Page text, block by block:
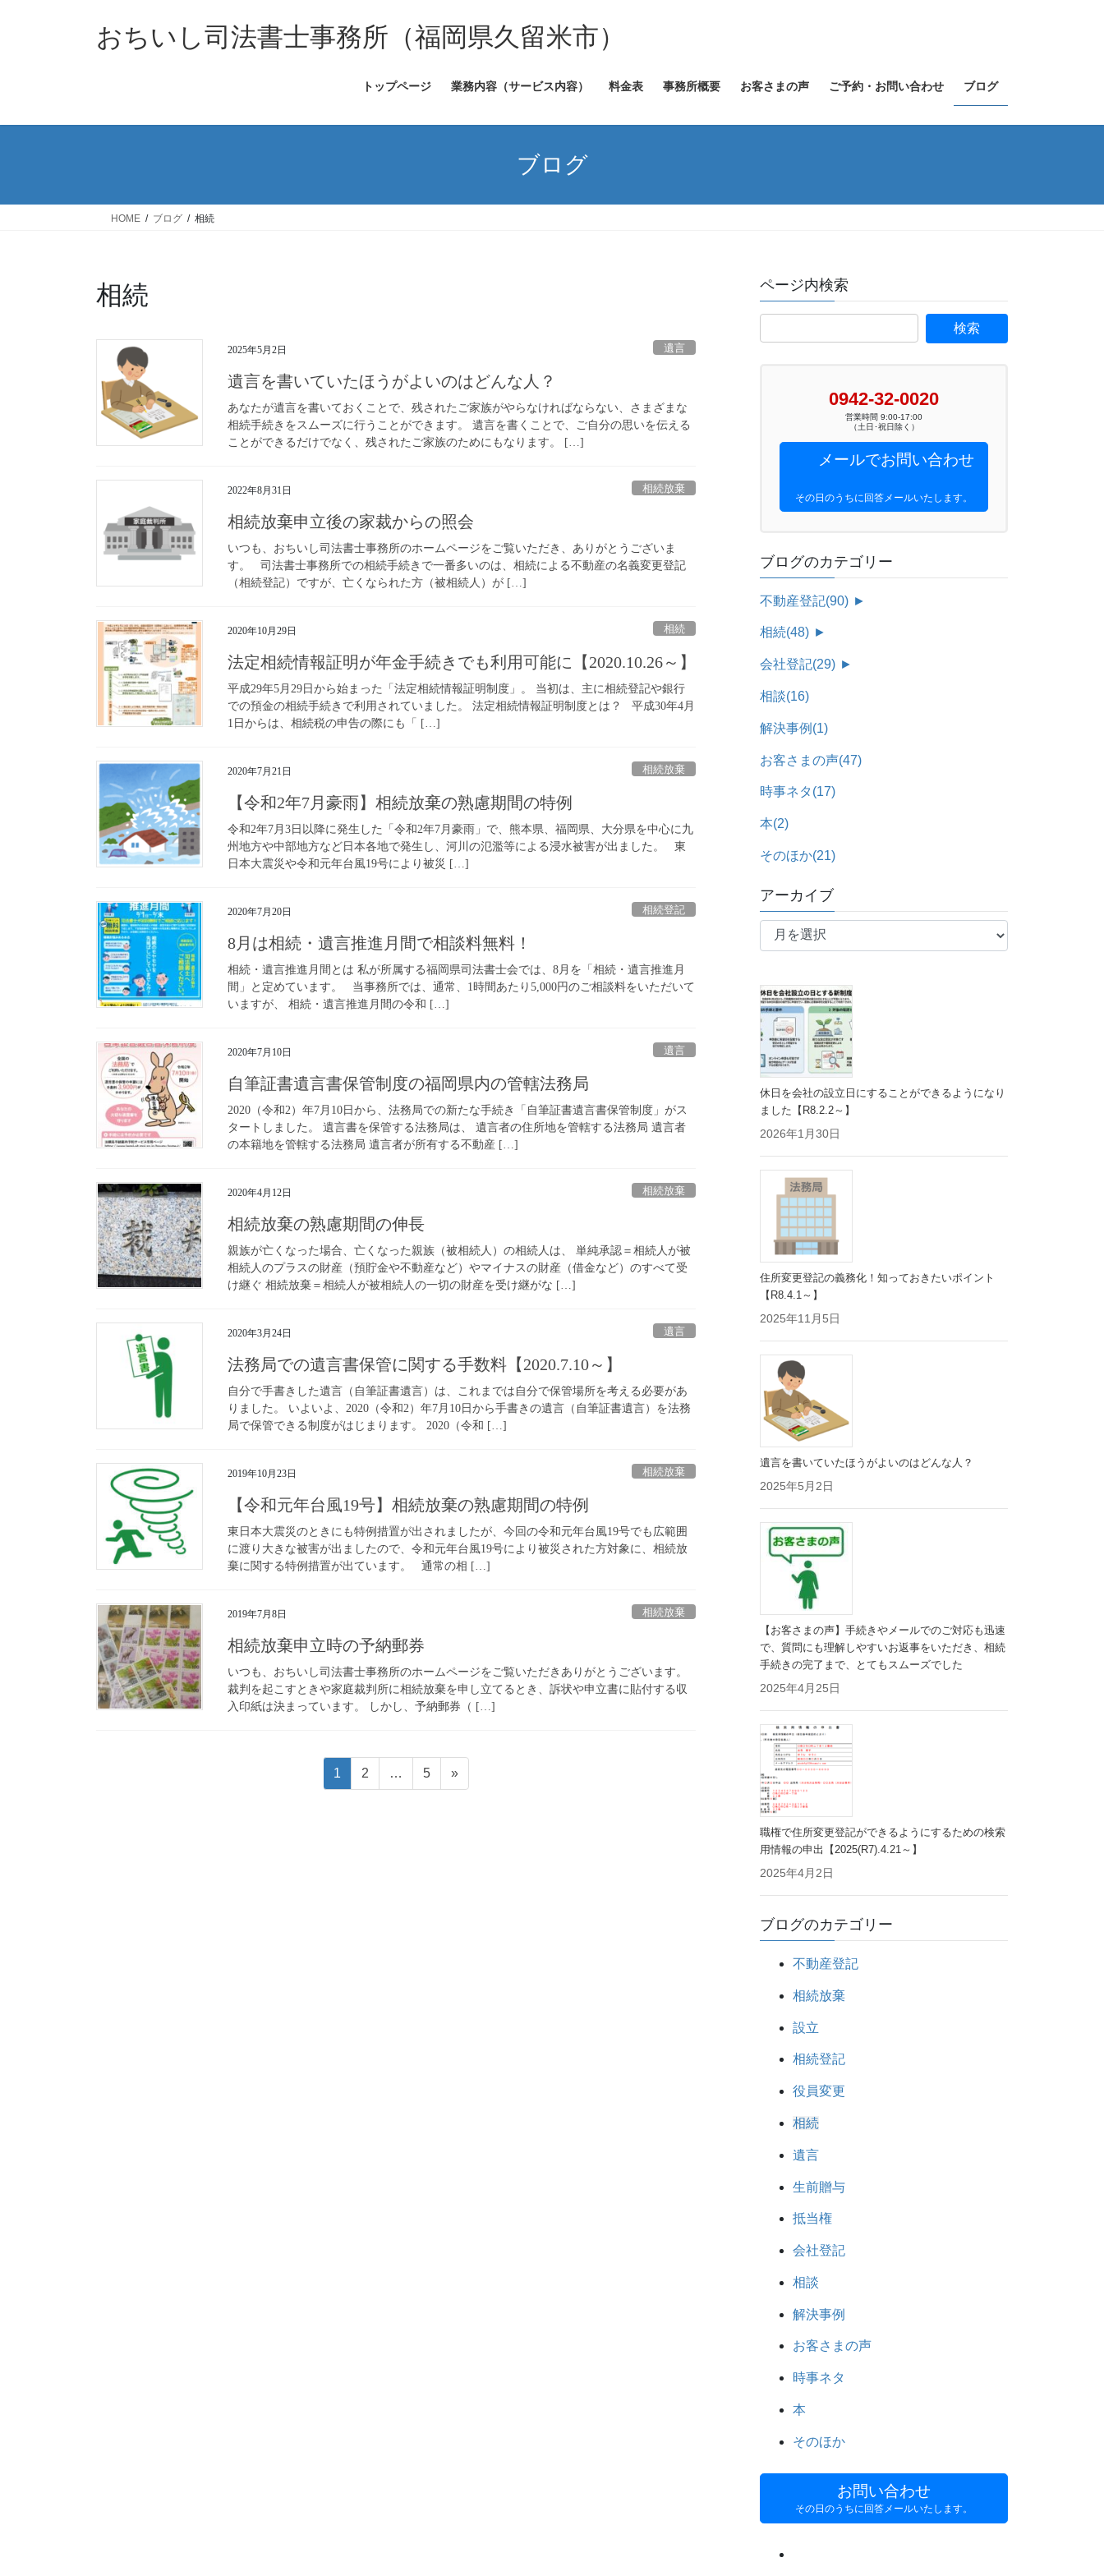
ス
ン
おちいし司法書士事務所（福岡県久留米市）
トップページ 業務内容（サービス内容） 料金表 事務所概要 お客さまの声 ご予約・お問い合わせ ブログ
ブログ
HOME ブログ 相続
相続
2025年5月2日 遺言
遺言を書いていたほうがよいのはどんな人？
あなたが遺言を書いておくことで、残されたご家族がやらなければならない、さまざまな
相続手続きをスムーズに行うことができます。 遺言を書くことで、ご自分の思いを伝える
ことができるだけでなく、残されたご家族のためにもなります。 […]
2022年8月31日 相続放棄
相続放棄申立後の家裁からの照会
いつも、おちいし司法書士事務所のホームページをご覧いただき、ありがとうございま
す。 司法書士事務所での相続手続きで一番多いのは、相続による不動産の名義変更登記
（相続登記）ですが、亡くなられた方（被相続人）が […]
2020年10月29日 相続
法定相続情報証明が年金手続きでも利用可能に【2020.10.26～】
平成29年5月29日から始まった「法定相続情報証明制度」。 当初は、主に相続登記や銀行
での預金の相続手続きで利用されていました。 法定相続情報証明制度とは？ 平成30年4月
1日からは、相続税の申告の際にも「 […]
2020年7月21日 相続放棄
【令和2年7月豪雨】相続放棄の熟慮期間の特例
令和2年7月3日以降に発生した「令和2年7月豪雨」で、熊本県、福岡県、大分県を中心に九
州地方や中部地方など日本各地で発生し、河川の氾濫等による浸水被害が出ました。 東
日本大震災や令和元年台風19号により被災 […]
2020年7月20日 相続登記
8月は相続・遺言推進月間で相談料無料！
相続・遺言推進月間とは 私が所属する福岡県司法書士会では、8月を「相続・遺言推進月
間」と定めています。 当事務所では、通常、1時間あたり5,000円のご相談料をいただいて
いますが、 相続・遺言推進月間の令和 […]
2020年7月10日 遺言
自筆証書遺言書保管制度の福岡県内の管轄法務局
2020（令和2）年7月10日から、法務局での新たな手続き「自筆証書遺言書保管制度」がス
タートしました。 遺言書を保管する法務局は、 遺言者の住所地を管轄する法務局 遺言者
の本籍地を管轄する法務局 遺言者が所有する不動産 […]
2020年4月12日 相続放棄
相続放棄の熟慮期間の伸長
親族が亡くなった場合、亡くなった親族（被相続人）の相続人は、 単純承認＝相続人が被
相続人のプラスの財産（預貯金や不動産など）やマイナスの財産（借金など）のすべて受
け継ぐ 相続放棄＝相続人が被相続人の一切の財産を受け継がな […]
2020年3月24日 遺言
法務局での遺言書保管に関する手数料【2020.7.10～】
自分で手書きした遺言（自筆証書遺言）は、これまでは自分で保管場所を考える必要があ
りました。 いよいよ、2020（令和2）年7月10日から手書きの遺言（自筆証書遺言）を法務
局で保管できる制度がはじまります。 2020（令和 […]
2019年10月23日 相続放棄
【令和元年台風19号】相続放棄の熟慮期間の特例
東日本大震災のときにも特例措置が出されましたが、今回の令和元年台風19号でも広範囲
に渡り大きな被害が出ましたので、令和元年台風19号により被災された方対象に、相続放
棄に関する特例措置が出ています。 通常の相 […]
2019年7月8日 相続放棄
相続放棄申立時の予納郵券
いつも、おちいし司法書士事務所のホームページをご覧いただきありがとうございます。
裁判を起こすときや家庭裁判所に相続放棄を申し立てるとき、訴状や申立書に貼付する収
入印紙は決まっています。 しかし、予納郵券（ […]
固
定
1
固
定
2 …
固
定
5 »
ページ内検索
0942-32-0020
営業時間 9:00-17:00
（土日･祝日除く）
メールでお問い合わせ
その日のうちに回答メールいたします。
ブログのカテゴリー
不動産登記(90) ►
相続(48) ►
会社登記(29) ►
相談(16)
解決事例 (1)
お客さまの声(47)
時事ネタ(17)
本(2)
そのほか(21)
アーカイブ
ア
ブ
休日を会社の設立日にすることができるようになり
ました【R8.2.2～】
2026年1月30日
住所変更登記の義務化！知っておきたいポイント
【R8.4.1～】
2025年11月5日
遺言を書いていたほうがよいのはどんな人？
2025年5月2日
【お客さまの声】手続きやメールでのご対応も迅速
で、質問にも理解しやすいお返事をいただき、相続
手続きの完了まで、とてもスムーズでした
2025年4月25日
職権で住所変更登記ができるようにするための検索
用情報の申出【2025(R7).4.21～】
2025年4月2日
ブログのカテゴリー
不動産登記
相続放棄
設立
相続登記
役員変更
相続
遺言
生前贈与
抵当権
会社登記
相談
解決事例
お客さまの声
時事ネタ
本
そのほか
お問い合わせ
その日のうちに回答メールいたします。